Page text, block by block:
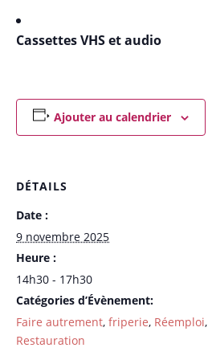
Cassettes VHS et audio
Ajouter au calendrier
DÉTAILS
Date :
9 novembre 2025
Heure :
14h30 - 17h30
Catégories d’Évènement:
Faire autrement, friperie, Réemploi,
Restauration